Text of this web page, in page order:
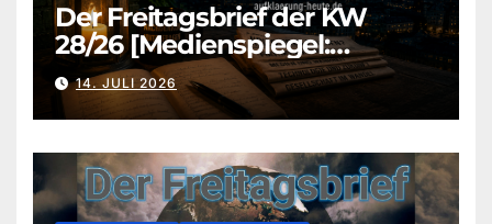
Der Freitagsbrief der KW
28/26 [Medienspiegel:
aufklaerung-heute.de]
14. JULI 2026